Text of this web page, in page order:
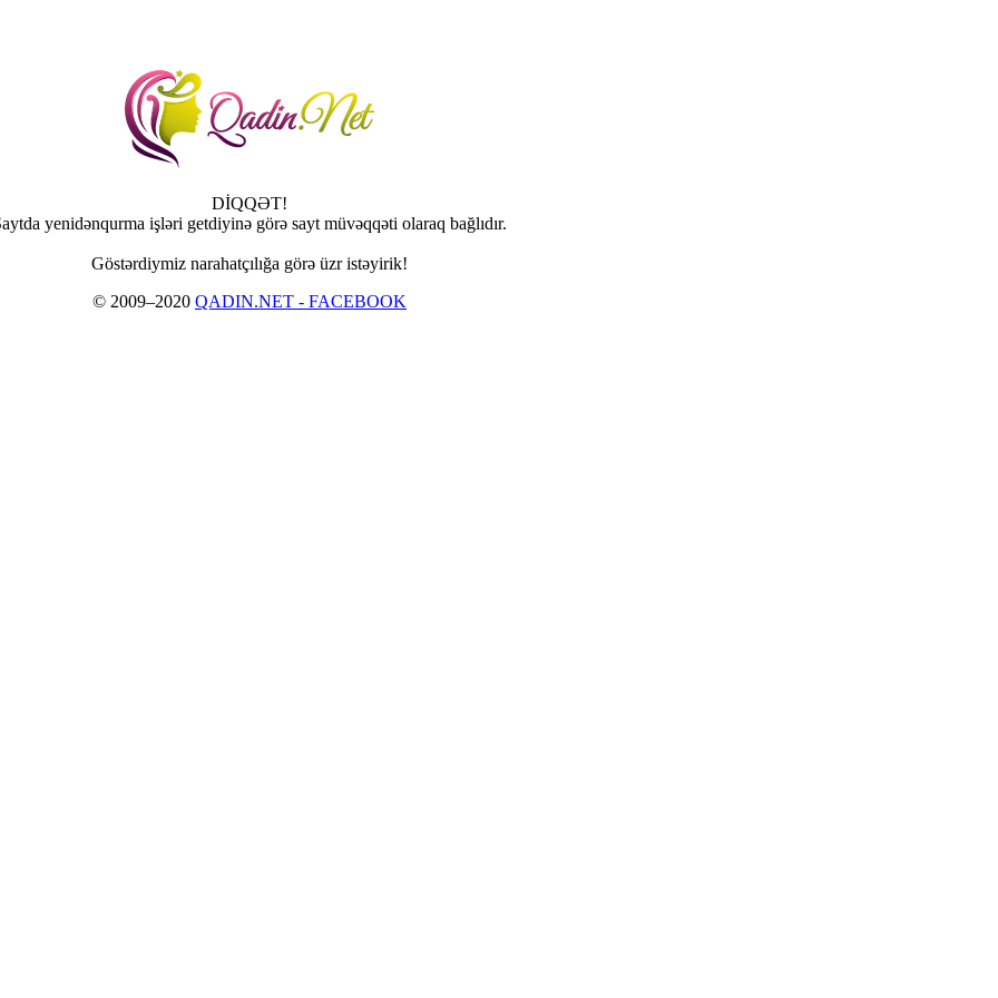
DİQQƏT!
yenidənqurma işləri getdiyinə görə sayt müvəqqəti olaraq bağlıdır.
Göstərdiymiz narahatçılığa görə üzr istəyirik!
© 2009–2020 QADIN.NET - FACEBOOK